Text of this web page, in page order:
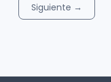
Siguiente →